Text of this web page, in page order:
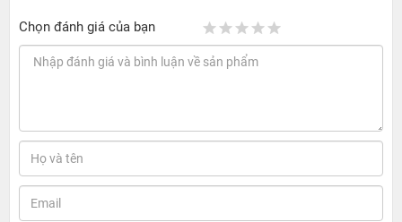
Chọn đánh giá của bạn